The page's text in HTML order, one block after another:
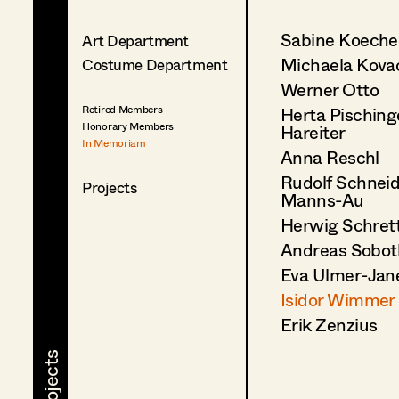
Art Department
Costume Department
Retired Members
Honorary Members
In Memoriam
Projects
Sabine
Michaela
Werner Otto
Herta
Hareiter
Anna Reschl
Rudolf
Manns-Au
Herwig
Andreas
Eva Ulmer-
Isidor Wimmer
Erik Zenzius